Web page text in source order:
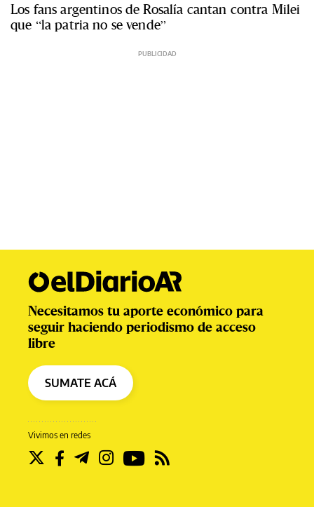
Los fans argentinos de Rosalía cantan contra Milei
que “la patria no se vende”
Vivimos en redes
Necesitamos tu aporte económico para
seguir haciendo periodismo de acceso
libre
SUMATE ACÁ